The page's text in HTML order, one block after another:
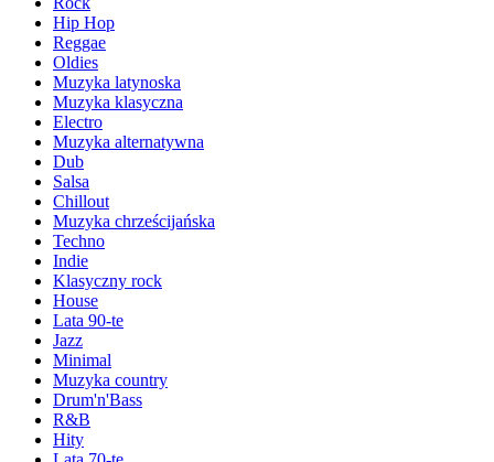
Hip Hop
Reggae
Oldies
Muzyka latynoska
Muzyka klasyczna
Electro
Muzyka alternatywna
Dub
Salsa
Chillout
Muzyka chrześcijańska
Techno
Indie
Klasyczny rock
House
Lata 90-te
Jazz
Minimal
Muzyka country
Drum'n'Bass
R&B
Hity